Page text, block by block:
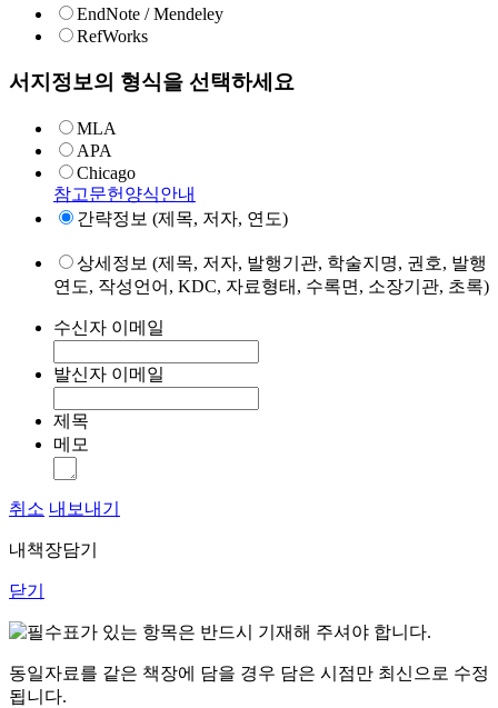
EndNote / Mendeley
RefWorks
서지정보의 형식을 선택하세요
MLA
APA
Chicago
참고문헌양식안내
간략정보 (제목, 저자, 연도)
상세정보 (제목, 저자, 발행기관, 학술지명, 권호, 발행
연도, 작성언어, KDC, 자료형태, 수록면, 소장기관, 초록)
수신자 이메일
발신자 이메일
제목
메모
취소 내보내기
내책장담기
닫기
표가 있는 항목은 반드시 기재해 주셔야 합니다.
동일자료를 같은 책장에 담을 경우 담은 시점만 최신으로 수정
됩니다.